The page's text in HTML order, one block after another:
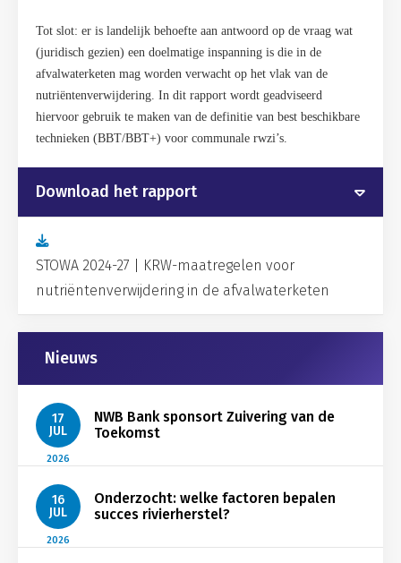
Tot slot: er is landelijk behoefte aan antwoord op de vraag wat
(juridisch gezien) een doelmatige inspanning is die in de
afvalwaterketen mag worden verwacht op het vlak van de
nutriëntenverwijdering. In dit rapport wordt geadviseerd
hiervoor gebruik te maken van de definitie van best beschikbare
technieken (BBT/BBT+) voor communale rwzi’s.
Download het rapport
STOWA 2024-27 | KRW-maatregelen voor
nutriëntenverwijdering in de afvalwaterketen
Gerelateerd
Nieuws
17
JUL
2026
NWB Bank sponsort Zuivering van de
Toekomst
16
JUL
2026
Onderzocht: welke factoren bepalen
succes rivierherstel?